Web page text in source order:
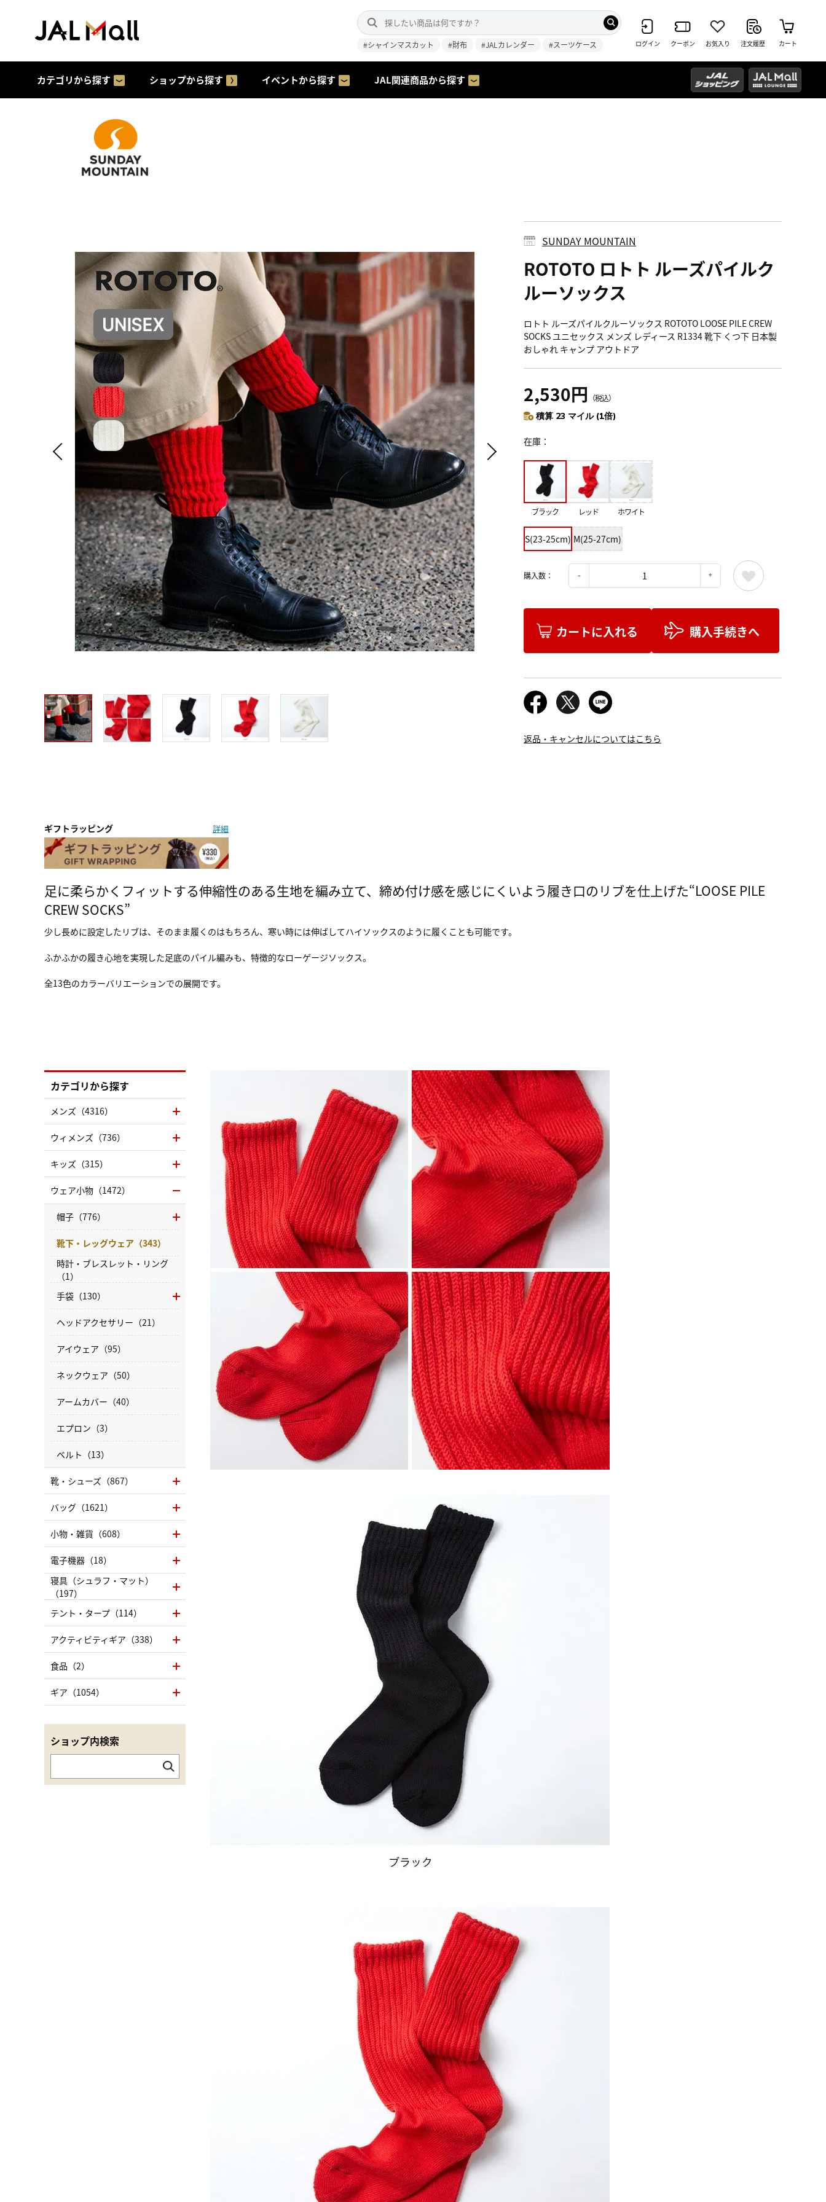
#シャインマスカット #財布 #JALカレンダー #スーツケース ログイン クーポン お気入り 注文履歴 カート
カテゴリから探す ショップから探す イベントから探す JAL関連商品から探す
SUNDAY MOUNTAIN
ROTOTO ロトト ルーズパイルク
ルーソックス
ロトト ルーズパイルクルーソックス ROTOTO LOOSE PILE CREW
SOCKS ユニセックス メンズ レディース R1334 靴下 くつ下 日本製
おしゃれ キャンプ アウトドア
2,530円 （税込）
積算 23 マイル (1倍)
在庫
ブラック レッド ホワイト
S(23-25cm) M(25-27cm)
購入数：
カートに入れる 購入手続きへ
返品・キャンセルについてはこちら
ギフトラッピング 詳細
足に柔らかくフィットする伸縮性のある生地を編み立て、締め付け感を感じにくいよう履き口のリブを仕上げた“LOOSE PILE
CREW SOCKS”
少し長めに設定したリブは、そのまま履くのはもちろん、寒い時には伸ばしてハイソックスのように履くことも可能です。
ふかふかの履き心地を実現した足底のパイル編みも、特徴的なローゲージソックス。
全13色のカラーバリエーションでの展開です。
カテゴリから探す
メンズ（4316）
ウィメンズ（736）
キッズ（315）
ウェア小物（1472）
帽子（776）
靴下・レッグウェア（343）
時計・ブレスレット・リング
（1）
手袋（130）
ヘッドアクセサリー（21）
アイウェア（95）
ネックウェア（50）
アームカバー（40）
エプロン（3）
ベルト（13）
靴・シューズ（867）
バッグ（1621）
小物・雑貨（608）
電子機器（18）
寝具（シュラフ・マット）
（197）
テント・タープ（114）
アクティビティギア（338）
食品（2）
ギア（1054）
ショップ内検索